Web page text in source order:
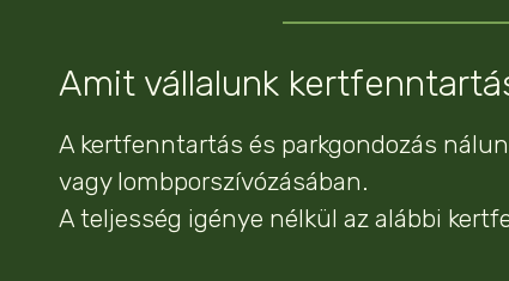
Amit vállalunk
A kertfenntartás és parkgondozás
vagy lombporszívózásában.
A teljesség igénye nélkül az alábbi